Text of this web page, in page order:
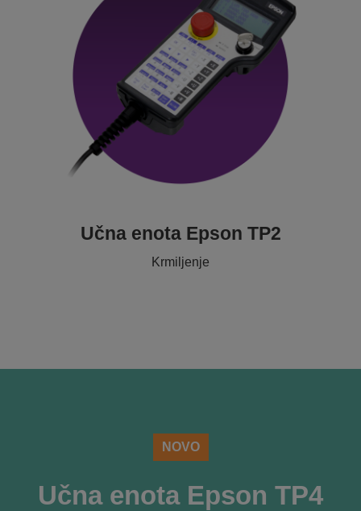
Učna enota Epson TP2
Krmiljenje
NOVO
Učna enota Epson TP4